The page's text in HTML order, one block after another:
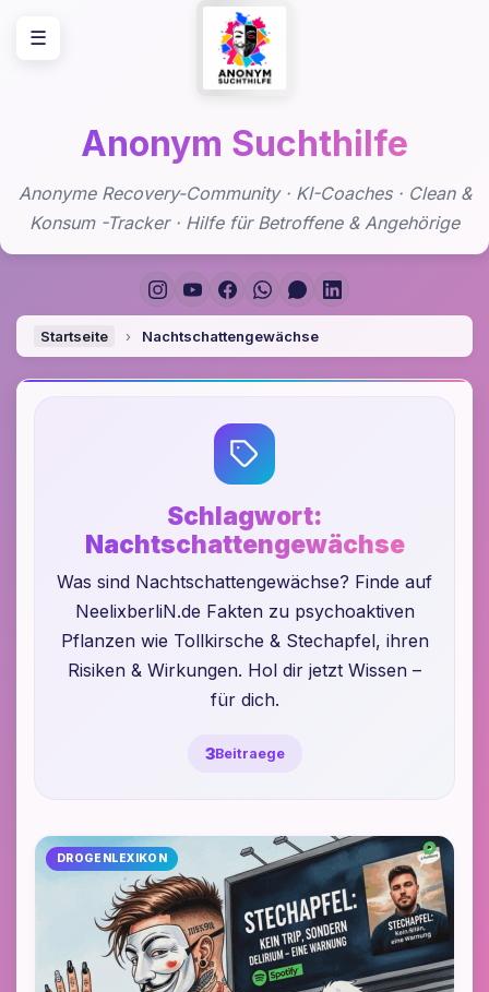
Inhalt
springen
Anonym Suchthilfe
Anonyme Recovery-Community · KI-Coaches · Clean &
Konsum -Tracker · Hilfe für Betroffene & Angehörige
Startseite › Nachtschattengewächse
Schlagwort:
Nachtschattengewächse
Was sind Nachtschattengewächse? Finde auf
NeelixberliN.de Fakten zu psychoaktiven
Pflanzen wie Tollkirsche & Stechapfel, ihren
Risiken & Wirkungen. Hol dir jetzt Wissen –
für dich.
3Beitraege
DROGENLEXIKON
☰